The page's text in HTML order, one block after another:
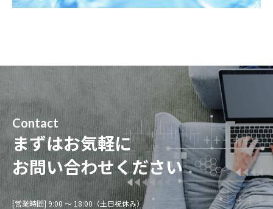
Contact
まずはお気軽に
お問い合わせください
[営業時間] 9:00 〜 18:00（土日祝休み）